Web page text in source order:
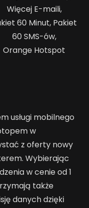
Więcej E-maili,
60 Minut, Pakiet
60 SMS-ów,
Orange Hotspot
usługi mobilnego
w
z oferty nowy
Wybierając
w cenie od 1
także
danych dzięki